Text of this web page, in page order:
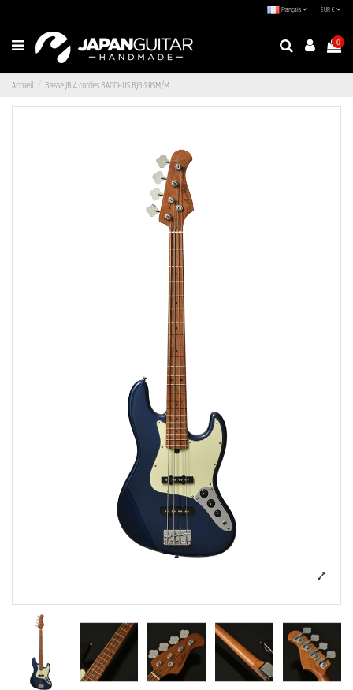
Français EUR €
0
Accueil Basse JB 4 cordes BACCHUS BJB-1-RSM/M